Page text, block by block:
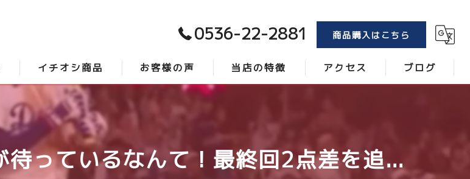
0536-22-2881 商品購入はこちら
イチオシ商品
時短砂 -アクシスプロ-
最強グランド整備 -サンダーバード-
お客様の声 当店の特徴
レーキ
アクセス ブログ
っているなんて！最終回2点差を追...